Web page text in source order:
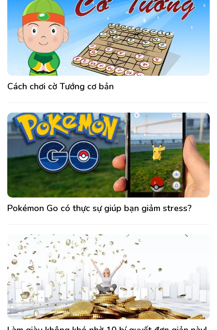
Cách chơi cờ Tướng cơ bản
Pokémon Go có thực sự giúp bạn giảm stress?